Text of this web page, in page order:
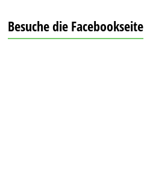
Besuche die Facebookseite